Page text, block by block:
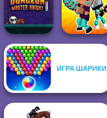
Dungeon Master
Knight
Noob vs Pro
ИГРА ШАРИКИ